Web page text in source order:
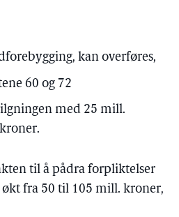
kan overføres,
60 og 72
med 25 mill.
til å pådra forpliktelser
fra 50 til 105 mill. kroner,